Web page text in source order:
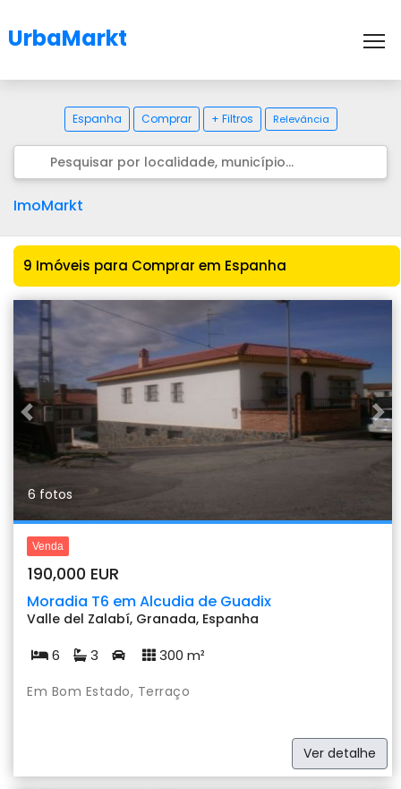
UrbaMarkt
Espanha Comprar + Filtros Relevância
ImoMarkt
9 Imóveis para Comprar em Espanha
Previous
6 fotos
Venda
190,000 EUR
Moradia T6 em Alcudia de Guadix
Valle del Zalabí, Granada, Espanha
6 3 300 m²
Em Bom Estado, Terraço
Ver detalhe